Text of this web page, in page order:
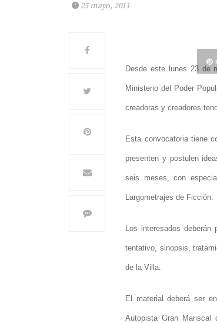
25 mayo, 2011
Desde este lunes 23 de
Ministerio del Poder
creadoras y creadores
Esta convocatoria tiene
presenten y postulen
seis meses, con
Largometrajes de Ficción.
Los interesados
tentativo, sinopsis,
de la Villa.
El material deberá ser
Autopista Gran Mariscal